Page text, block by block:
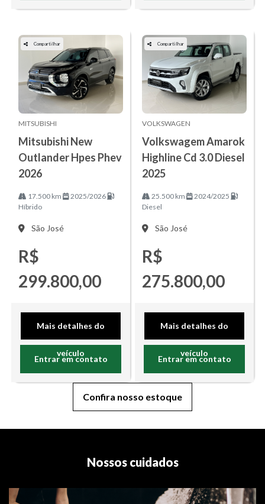
Compartilhar
MITSUBISHI
Mitsubishi New
Outlander Hpes Phev
2026
17.500 km
2025/2026
Híbrido
São José
R$
299.800,00
Mais detalhes do
veículo
Entrar em contato
Compartilhar
VOLKSWAGEN
Volkswagem Amarok
Highline Cd 3.0 Diesel
2025
25.500 km
2024/2025
Diesel
São José
R$
275.800,00
Mais detalhes do
veículo
Entrar em contato
Confira nosso estoque
Nossos cuidados